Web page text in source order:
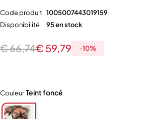
Code produit 1005007443019159
Disponibilité
95 en stock
€66,74€ 59,79 -10%
CouleurTeint foncé